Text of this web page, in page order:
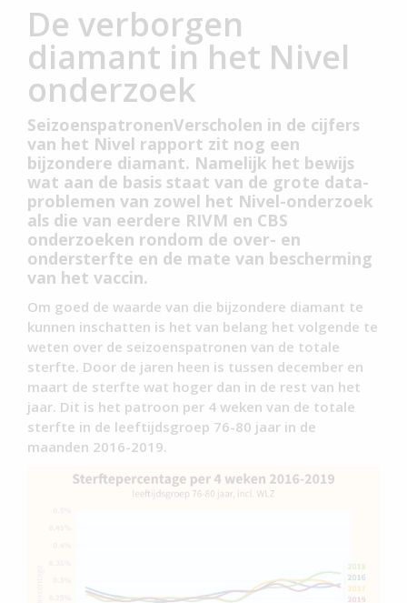
De verborgen
diamant in het Nivel
onderzoek
SeizoenspatronenVerscholen in de cijfers
van het Nivel rapport zit nog een
bijzondere diamant. Namelijk het bewijs
wat aan de basis staat van de grote data-
problemen van zowel het Nivel-onderzoek
als die van eerdere RIVM en CBS
onderzoeken rondom de over- en
ondersterfte en de mate van bescherming
van het vaccin.
Om goed de waarde van die bijzondere diamant te
kunnen inschatten is het van belang het volgende te
weten over de seizoenspatronen van de totale
sterfte. Door de jaren heen is tussen december en
maart de sterfte wat hoger dan in de rest van het
jaar. Dit is het patroon per 4 weken van de totale
sterfte in de leeftijdsgroep 76-80 jaar in de
maanden 2016-2019.